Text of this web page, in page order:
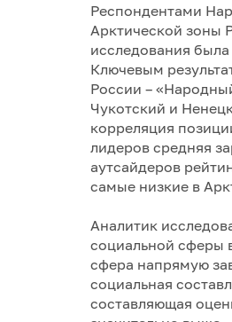
Респондентами
Арктической зоны
исследования
Ключевым
России –
Чукотский и
корреляция
лидеров средняя
аутсайдеров
самые низкие в
Аналитик
социальной сферы
сфера напрямую
социальная
составляющая